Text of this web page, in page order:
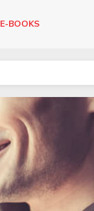
E-BOOKS